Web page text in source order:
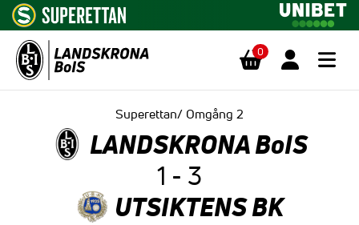
0
Superettan/ Omgång 2
LANDSKRONA BoIS
1 - 3
UTSIKTENS BK